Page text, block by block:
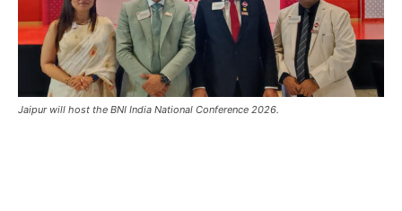
Jaipur will host the BNI India National Conference 2026.